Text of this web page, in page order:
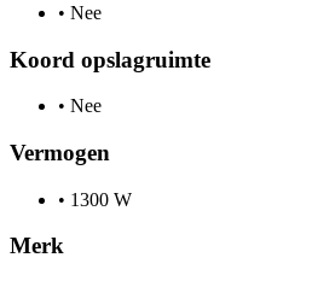
• Nee
Koord opslagruimte
• Nee
Vermogen
• 1300 W
Merk